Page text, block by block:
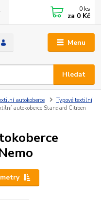
Menu
Hledat
0 ks
za 0 Kč
autokoberce
Typové textilní
autokoberce Standard Citroen